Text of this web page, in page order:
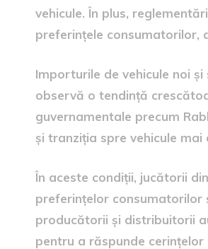
vehicule. În plus,
preferințele consumatorilor,
Importurile de vehicule noi
observă o tendință
guvernamentale precum
și tranziția spre vehicule mai
În aceste condiții, jucătorii
preferințelor consumatorilor
producătorii și distribuitorii
pentru a răspunde